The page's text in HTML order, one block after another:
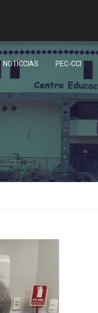
NOTÍCCIAS PEC-CCI